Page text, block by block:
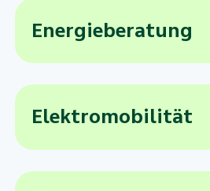
Energieberatung
Elektromobilität